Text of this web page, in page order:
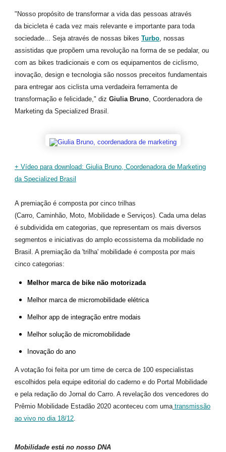
"Nosso propósito de transformar a vida das pessoas através
da bicicleta é cada vez mais relevante e importante para toda
sociedade... Seja através de nossas bikes Turbo, nossas
assistidas que propõem uma revolução na forma de se pedalar, ou
com as bikes tradicionais e com os equipamentos de ciclismo,
inovação, design e tecnologia são nossos preceitos fundamentais
para entregar aos ciclista uma verdadeira ferramenta de
transformação e felicidade," diz Giulia Bruno, Coordenadora de
Marketing da Specialized Brasil.
+ Vídeo para download: Giulia Bruno, Coordenadora de Marketing
da Specialized Brasil
A premiação é composta por cinco trilhas
(Carro, Caminhão, Moto, Mobilidade e Serviços). Cada uma delas
é subdividida em categorias, que representam os mais diversos
segmentos e iniciativas do amplo ecossistema da mobilidade no
Brasil. A premiação da 'trilha' mobilidade é composta por mais
cinco categorias:
Melhor marca de bike não motorizada
Melhor marca de micromobilidade elétrica
Melhor app de integração entre modais
Melhor solução de micromobilidade
Inovação do ano
A votação foi feita por um time de cerca de 100 especialistas
escolhidos pela equipe editorial do caderno e do Portal Mobilidade
e pela redação do Jornal do Carro. A revelação dos vencedores do
Prêmio Mobilidade Estadão 2020 aconteceu com umatransmissão
ao vivo no dia 18/12.
Mobilidade está no nosso DNA